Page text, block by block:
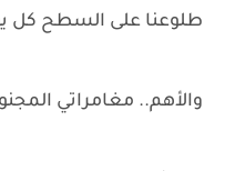
طلوعنا على السطح كل
والأهم.. مغامراتي